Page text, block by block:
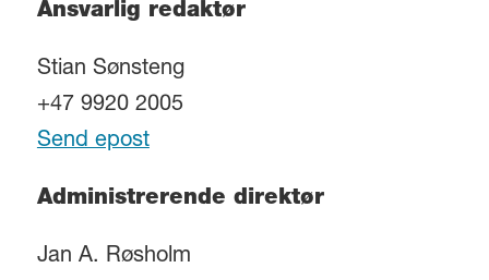
Ansvarlig redaktør
Stian Sønsteng
+47 9920 2005
Send epost
Administrerende direktør
Jan A. Røsholm